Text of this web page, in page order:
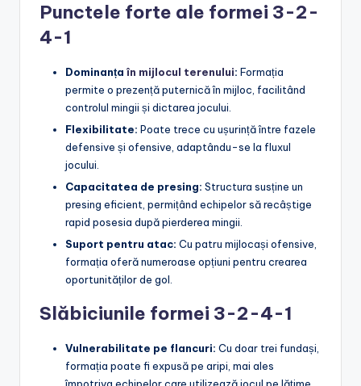
Punctele forte ale formei 3-2-
4-1
Dominanța în mijlocul terenului: Formația
permite o prezență puternică în mijloc, facilitând
controlul mingii și dictarea jocului.
Flexibilitate: Poate trece cu ușurință între fazele
defensive și ofensive, adaptându-se la fluxul
jocului.
Capacitatea de presing: Structura susține un
presing eficient, permițând echipelor să recâștige
rapid posesia după pierderea mingii.
Suport pentru atac: Cu patru mijlocași ofensive,
formația oferă numeroase opțiuni pentru crearea
oportunităților de gol.
Slăbiciunile formei 3-2-4-1
Vulnerabilitate pe flancuri: Cu doar trei fundași,
formația poate fi expusă pe aripi, mai ales